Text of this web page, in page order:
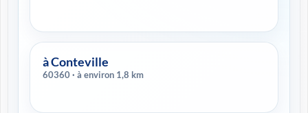
à Conteville
60360 · à environ 1,8 km